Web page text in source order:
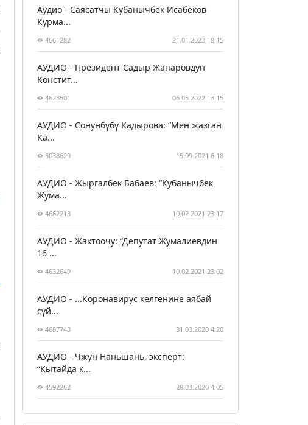
Аудио - Саясатчы Кубанычбек Исабеков
Курма...
4661282 21.01.2023 18:15
АУДИО - Президент Садыр Жапаровдун
Констит...
4623501 06.05.2022 13:15
АУДИО - Сонунбүбү Кадырова: “Мен жазган
Ка...
5038629 15.09.2021 6:18
АУДИО - Жыргалбек Бабаев: “Кубанычбек
Жума...
4662213 10.02.2021 23:17
АУДИО - Жактоочу: “Депутат Жумалиевдин
16 ...
4632649 10.02.2021 23:02
АУДИО - ...Коронавирус келгенине аябай
сүй...
4687743 31.03.2020 4:20
АУДИО - Чжун Наньшань, эксперт:
“Кытайда к...
4592262 28.03.2020 4:05